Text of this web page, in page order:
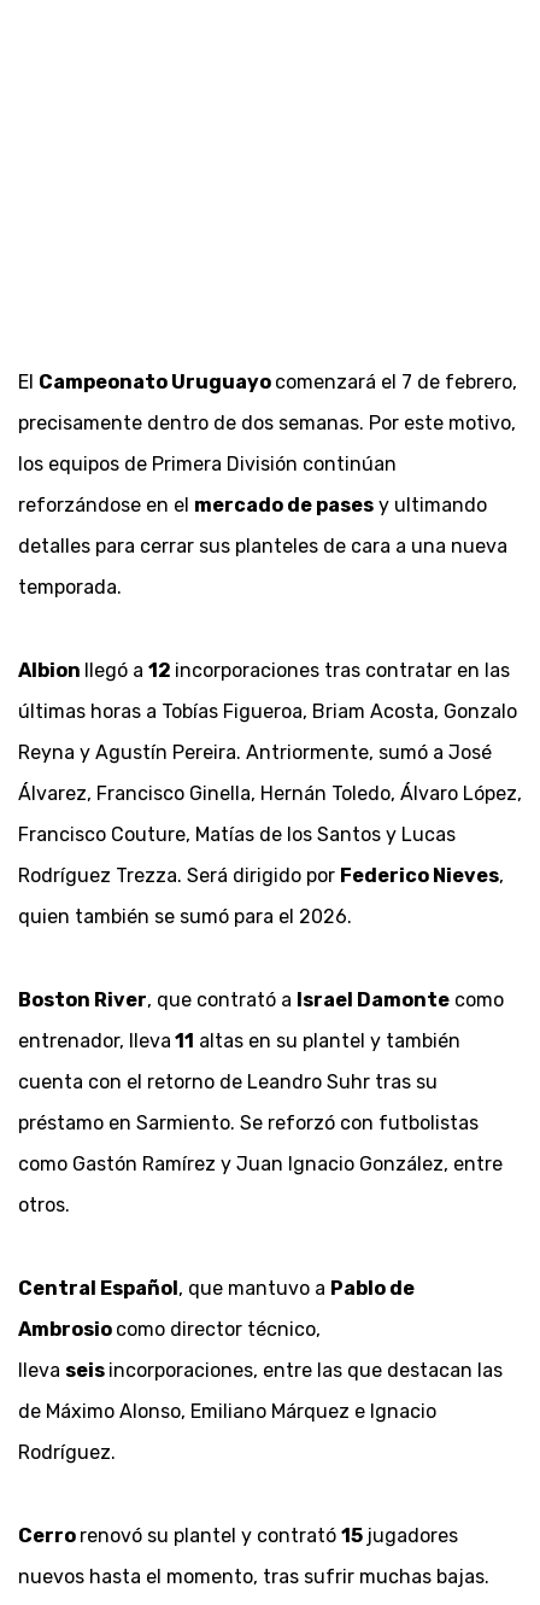
El Campeonato Uruguayo comenzará el 7 de febrero,
precisamente dentro de dos semanas. Por este motivo,
los equipos de Primera División continúan
reforzándose en el mercado de pases y ultimando
detalles para cerrar sus planteles de cara a una nueva
temporada.
Albion llegó a 12 incorporaciones tras contratar en las
últimas horas a Tobías Figueroa, Briam Acosta, Gonzalo
Reyna y Agustín Pereira. Antriormente, sumó a José
Álvarez, Francisco Ginella, Hernán Toledo, Álvaro López,
Francisco Couture, Matías de los Santos y Lucas
Rodríguez Trezza. Será dirigido por Federico Nieves,
quien también se sumó para el 2026.
Boston River, que contrató a Israel Damonte como
entrenador, lleva 11 altas en su plantel y también
cuenta con el retorno de Leandro Suhr tras su
préstamo en Sarmiento. Se reforzó con futbolistas
como Gastón Ramírez y Juan Ignacio González, entre
otros.
Central Español, que mantuvo a Pablo de
Ambrosio como director técnico,
lleva seis incorporaciones, entre las que destacan las
de Máximo Alonso, Emiliano Márquez e Ignacio
Rodríguez.
Cerro renovó su plantel y contrató 15 jugadores
nuevos hasta el momento, tras sufrir muchas bajas.